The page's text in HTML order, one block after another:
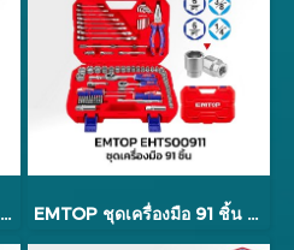
EMTOP ชุดคีมรวม 4 ชิ้น รุ่น EHTSV01P04 EMTOP ชุดเครื่องมือ 91 ชิ้น รุ่น EHTS00911